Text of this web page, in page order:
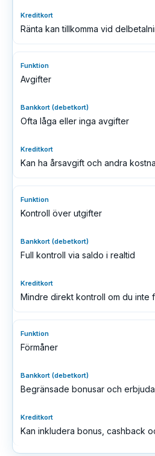
Ränta kan tillkomma vid
Avgifter
Ofta låga eller inga avgifter
Kan ha årsavgift och andra
Kontroll över utgifter
Full kontroll via saldo i realtid
Mindre direkt kontroll om du inte
Förmåner
Begränsade bonusar och
Kan inkludera bonus, cashback